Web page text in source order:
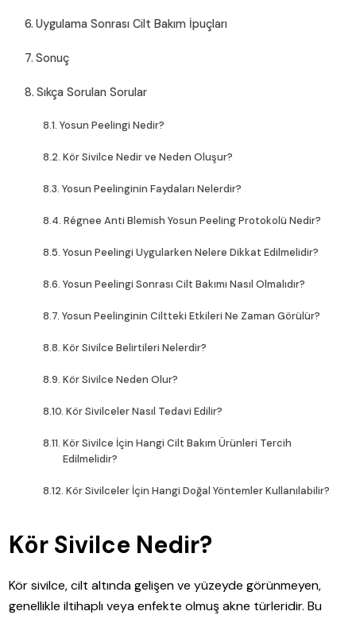
Uygulama Sonrası Cilt Bakım İpuçları
Sonuç
Sıkça Sorulan Sorular
Yosun Peelingi Nedir?
Kör Sivilce Nedir ve Neden Oluşur?
Yosun Peelinginin Faydaları Nelerdir?
Régnee Anti Blemish Yosun Peeling Protokolü Nedir?
Yosun Peelingi Uygularken Nelere Dikkat Edilmelidir?
Yosun Peelingi Sonrası Cilt Bakımı Nasıl Olmalıdır?
Yosun Peelinginin Ciltteki Etkileri Ne Zaman Görülür?
Kör Sivilce Belirtileri Nelerdir?
Kör Sivilce Neden Olur?
Kör Sivilceler Nasıl Tedavi Edilir?
Kör Sivilce İçin Hangi Cilt Bakım Ürünleri Tercih
Edilmelidir?
Kör Sivilceler İçin Hangi Doğal Yöntemler Kullanılabilir?
Kör Sivilce Nedir?
Kör sivilce, cilt altında gelişen ve yüzeyde görünmeyen,
genellikle iltihaplı veya enfekte olmuş akne türleridir. Bu